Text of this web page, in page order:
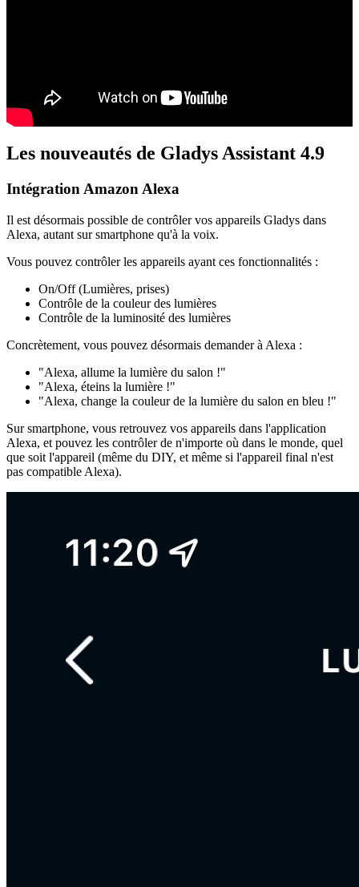
Les nouveautés de Gladys Assistant 4.9
Intégration Amazon Alexa
Il est désormais possible de contrôler vos appareils Gladys dans
Alexa, autant sur smartphone qu'à la voix.
Vous pouvez contrôler les appareils ayant ces fonctionnalités :
On/Off (Lumières, prises)
Contrôle de la couleur des lumières
Contrôle de la luminosité des lumières
Concrètement, vous pouvez désormais demander à Alexa :
"Alexa, allume la lumière du salon !"
"Alexa, éteins la lumière !"
"Alexa, change la couleur de la lumière du salon en bleu !"
Sur smartphone, vous retrouvez vos appareils dans l'application
Alexa, et pouvez les contrôler de n'importe où dans le monde, quel
que soit l'appareil (même du DIY, et même si l'appareil final n'est
pas compatible Alexa).